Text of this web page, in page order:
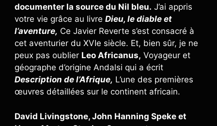
documenter la source du Nil bleu. J’ai appris
votre vie grâce au livre Dieu, le diable et
l’aventure, Ce Javier Reverte s’est consacré à
cet aventurier du XVIe siècle. Et, bien sûr, je ne
peux pas oublier Leo Africanus, Voyageur et
géographe d’origine Andalsi qui a écrit
Description de l’Afrique, L’une des premières
œuvres détaillées sur le continent africain.
David Livingstone, John Hanning Speke et